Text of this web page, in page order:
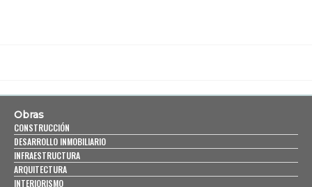
Obras
CONSTRUCCIÓN
DESARROLLO INMOBILIARIO
INFRAESTRUCTURA
ARQUITECTURA
INTERIORISMO